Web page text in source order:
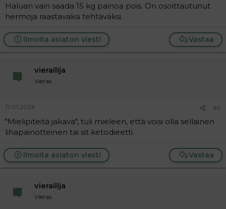
Haluan vain saada 15 kg painoa pois. On osoittautunut
hermoja raastavaksi tehtäväksi.
Vastaa
Ilmoita asiaton viesti
vierailija
Vieras
17.01.2026 #4
"Mielipiteitä jakava", tuli mieleen, että voisi olla sellainen
lihapainotteinen tai sit ketodieetti.
Vastaa
Ilmoita asiaton viesti
vierailija
Vieras